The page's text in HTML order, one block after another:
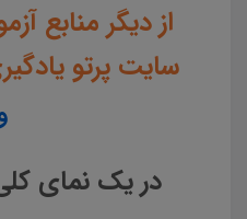
از دیگر منابع
سایت پرتو
در یک نمای